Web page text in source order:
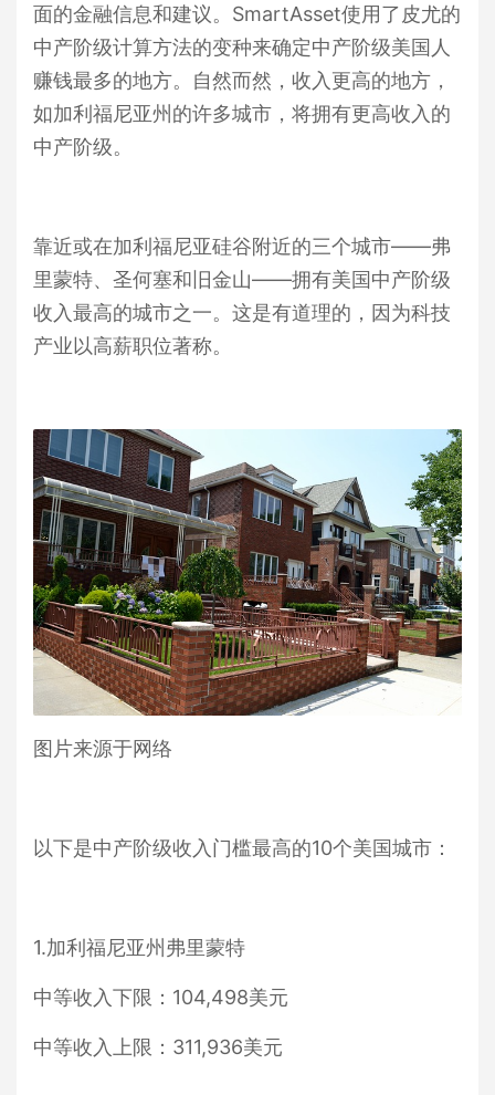
面的金融信息和建议。SmartAsset使用了皮尤的
中产阶级计算方法的变种来确定中产阶级美国人
赚钱最多的地方。自然而然，收入更高的地方，
如加利福尼亚州的许多城市，将拥有更高收入的
中产阶级。
靠近或在加利福尼亚硅谷附近的三个城市——弗
里蒙特、圣何塞和旧金山——拥有美国中产阶级
收入最高的城市之一。这是有道理的，因为科技
产业以高薪职位著称。
图片来源于网络
以下是中产阶级收入门槛最高的10个美国城市：
1.加利福尼亚州弗里蒙特
中等收入下限：104,498美元
中等收入上限：311,936美元